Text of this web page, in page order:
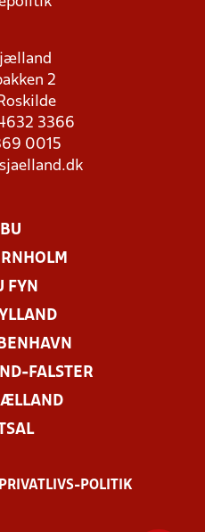
2
3366
0015
FYN
FALSTER
POLITIK